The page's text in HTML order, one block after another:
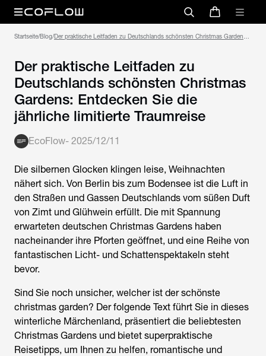
Startseite/Blog/Der praktische Leitfaden zu Deutschlands schönsten Christmas Gardens:
Der praktische Leitfaden zu
Deutschlands schönsten Christmas
Gardens: Entdecken Sie die
jährliche limitierte Traumreise
EcoFlow- 2025/12/11
Die silbernen Glocken klingen leise, Weihnachten
nähert sich. Von Berlin bis zum Bodensee ist die Luft in
den Straßen und Gassen Deutschlands vom süßen Duft
von Zimt und Glühwein erfüllt. Die mit Spannung
erwarteten deutschen Christmas Gardens haben
nacheinander ihre Pforten geöffnet, und eine Reihe von
fantastischen Licht- und Schattenspektakeln steht
bevor.
Sind Sie noch unsicher, welcher ist der schönste
christmas garden? Der folgende Text führt Sie in dieses
winterliche Märchenland, präsentiert die beliebtesten
Christmas Gardens und bietet superpraktische
Reisetipps, um Ihnen zu helfen, romantische und